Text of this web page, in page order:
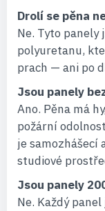
Drolí se pěna
Ne. Tyto panely
polyuretanu,
prach — ani po
Jsou panely
Ano. Pěna má
požární
je samozhášecí
studiové
Jsou panely
Ne. Každý